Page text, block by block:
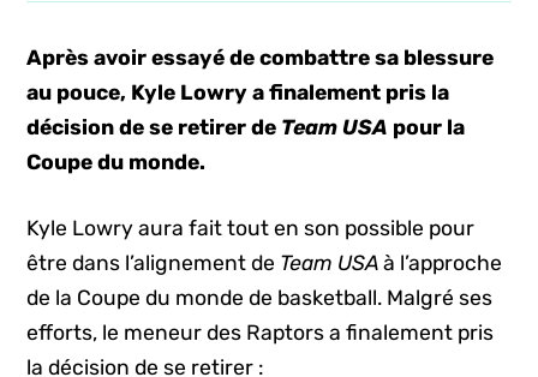
Après avoir essayé de combattre sa blessure
au pouce, Kyle Lowry a finalement pris la
décision de se retirer de Team USA pour la
Coupe du monde.
Kyle Lowry aura fait tout en son possible pour
être dans l’alignement de Team USAà l’approche
de la Coupe du monde de basketball. Malgré ses
efforts, le meneur des Raptors a finalement pris
la décision de se retirer :